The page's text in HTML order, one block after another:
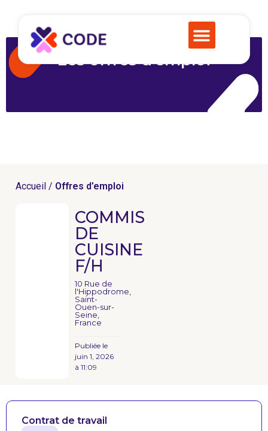
Les offres d’emploi
Accueil / Offres d’emploi
COMMIS
DE
CUISINE
F/H
10 Rue de
l'Hippodrome,
Saint-
Ouen-sur-
Seine,
France
Publiée le
juin 1, 2026
à 11:09
Contrat de travail